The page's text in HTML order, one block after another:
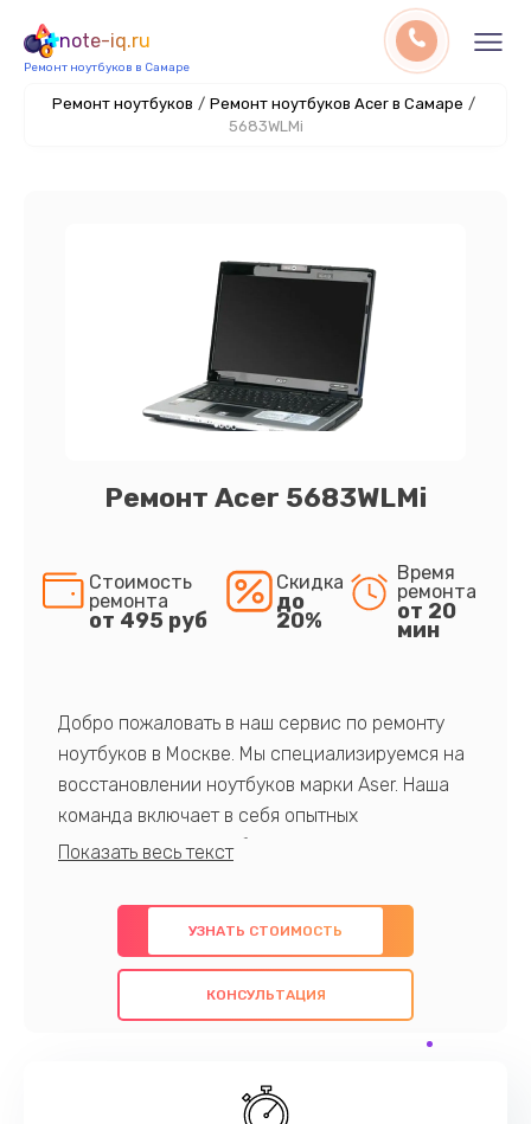
note-iq.ru
Ремонт ноутбуков в Самаре
Ремонт ноутбуков / Ремонт ноутбуков Acer в Самаре /
5683WLMi
Ремонт Acer 5683WLMi
Стоимость
ремонта
от 495 руб
Скидка
до
20%
Время
ремонта
от 20
мин
Добро пожаловать в наш сервис по ремонту
ноутбуков в Москве. Мы специализируемся на
восстановлении ноутбуков марки Aser. Наша
команда включает в себя опытных
профессионалов с обширными знаниями и
предлагаем быстрый и качественный ремонт с
использованием оригинальных компонентов, а
также гарантируем качество всех
проведенных работ. Наша цель - предоставить
наилучшим образом. Не медлите записаться на
УЗНАТЬ СТОИМОСТЬ
КОНСУЛЬТАЦИЯ